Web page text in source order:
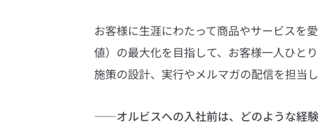
お客様に生涯にわたって商品やサービスを
値）の最大化を目指して、お客様一人ひと
施策の設計、実行やメルマガの配信を担当し
――オルビスへの入社前は、どのような経験